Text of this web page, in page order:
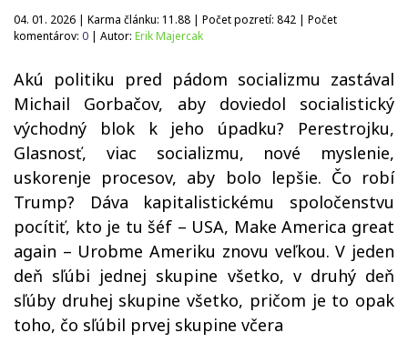
04. 01. 2026 | Karma článku: 11.88 | Počet pozretí: 842 | Počet
komentárov: 0 | Autor: Erik Majercak
Akú politiku pred pádom socializmu zastával
Michail Gorbačov, aby doviedol socialistický
východný blok k jeho úpadku? Perestrojku,
Glasnosť, viac socializmu, nové myslenie,
uskorenje procesov, aby bolo lepšie. Čo robí
Trump? Dáva kapitalistickému spoločenstvu
pocítiť, kto je tu šéf – USA, Make America great
again – Urobme Ameriku znovu veľkou. V jeden
deň sľúbi jednej skupine všetko, v druhý deň
sľúby druhej skupine všetko, pričom je to opak
toho, čo sľúbil prvej skupine včera